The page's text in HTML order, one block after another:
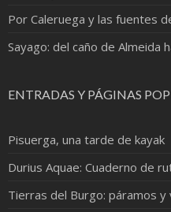
Por Caleruega y las fuentes
Sayago: del caño de Almeida
ENTRADAS Y PÁGINAS
Pisuerga, una tarde de kayak
Durius Aquae: Cuaderno de
Tierras del Burgo: páramos y